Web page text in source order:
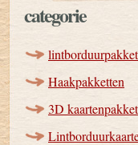
categorie
Haakpakketten
3D